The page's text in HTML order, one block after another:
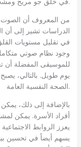
من المعروف أن الصوت
الدراسات تشير إلى أن
في تقليل مستويات
وجود نظام صوتي
للموسيقى المفضلة أن
يوم طويل. بالتالي،
الصحة النفسية العامة.
بالإضافة إلى ذلك،
أفراد الأسرة. يمكن
يعزز الروابط
يسهم أيضاً في تحسين